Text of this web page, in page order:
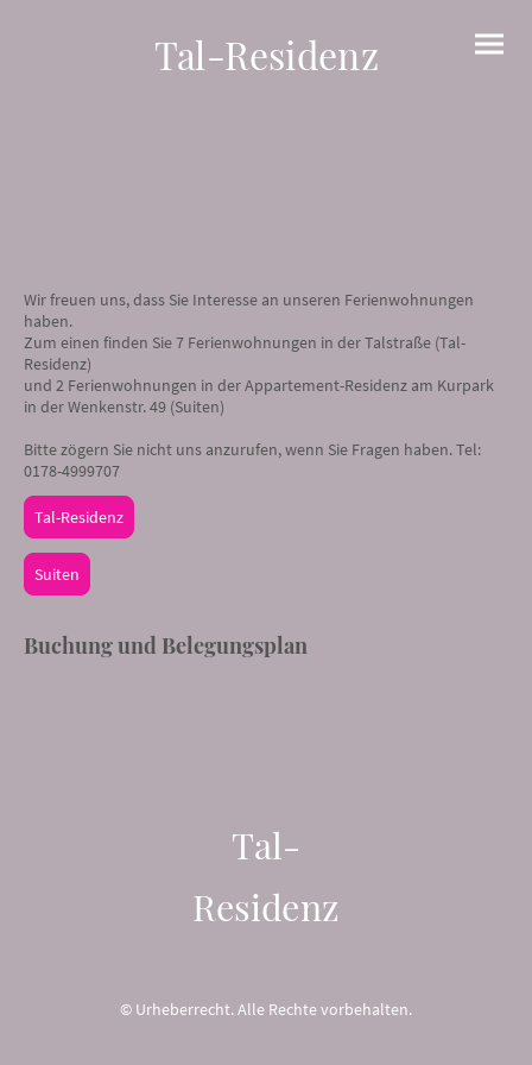
Tal-Residenz
Wir freuen uns, dass Sie Interesse an unseren Ferienwohnungen
haben.
Zum einen finden Sie 7 Ferienwohnungen in der Talstraße (Tal-
Residenz)
und 2 Ferienwohnungen in der Appartement-Residenz am Kurpark
in der Wenkenstr. 49 (Suiten)
Bitte zögern Sie nicht uns anzurufen, wenn Sie Fragen haben. Tel:
0178-4999707
Tal-Residenz
Suiten
Buchung und Belegungsplan
Tal-
Residenz
© Urheberrecht. Alle Rechte vorbehalten.